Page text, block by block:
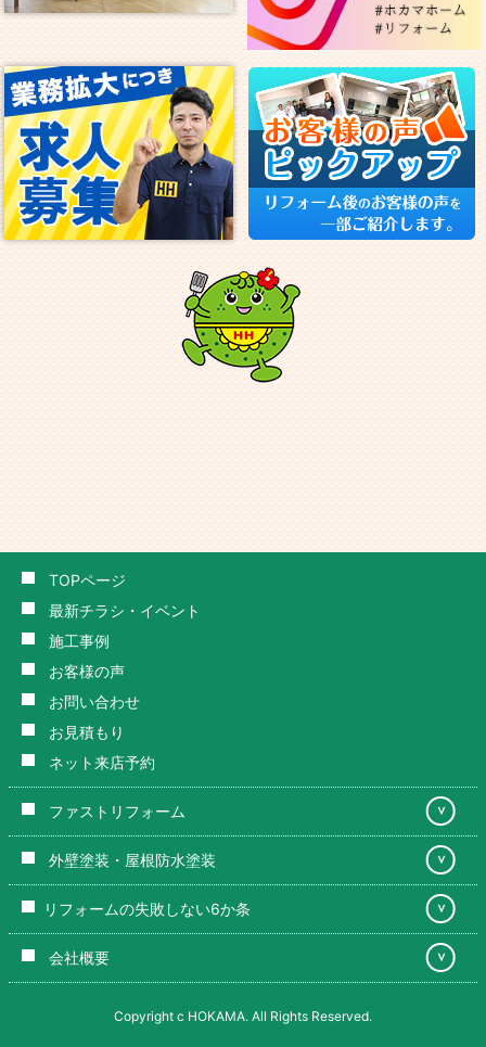
TOPページ
最新チラシ・イベント
施工事例
お客様の声
お問い合わせ
お見積もり
ネット来店予約
ファストリフォーム ＞
外壁塗装・屋根防水塗装 ＞
リフォームの失敗しない6か条 ＞
会社概要 ＞
Copyright c HOKAMA. All Rights Reserved.